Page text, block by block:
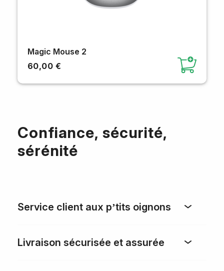
Magic Mouse 2
60,00 €
Confiance, sécurité,
sérénité
Service client aux p’tits oignons
Livraison sécurisée et assurée